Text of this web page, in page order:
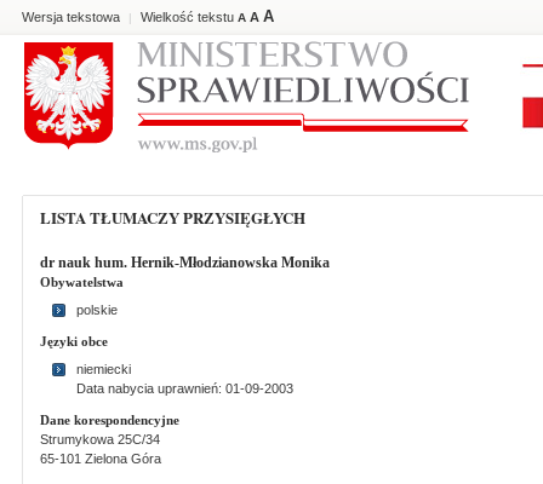
Wersja tekstowa | Wielkość tekstu A A A
LISTA TŁUMACZY PRZYSIĘGŁYCH
dr nauk hum. Hernik-Młodzianowska Monika
Obywatelstwa
polskie
Języki obce
niemiecki
Data nabycia uprawnień: 01-09-2003
Dane korespondencyjne
Strumykowa 25C/34
65-101 Zielona Góra